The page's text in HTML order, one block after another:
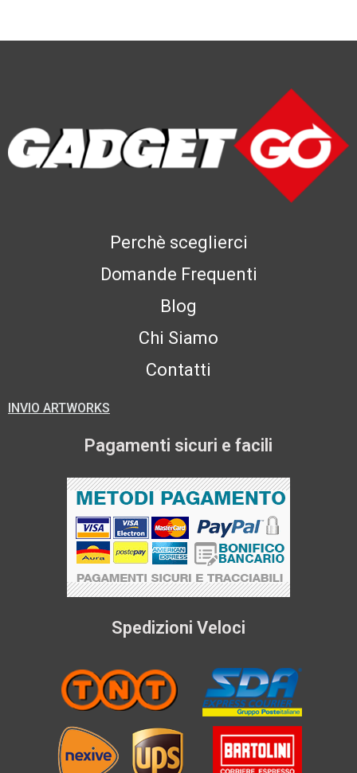
Perchè sceglierci
Domande Frequenti
Blog
Chi Siamo
Contatti
INVIO ARTWORKS
Pagamenti sicuri e facili
Spedizioni Veloci